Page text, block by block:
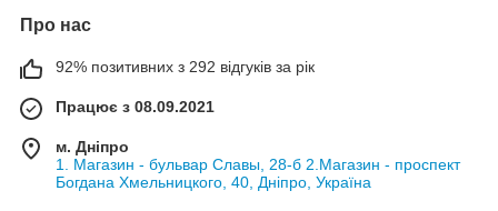
Про нас
92% позитивних з 292 відгуків за рік
Працює з 08.09.2021
м. Дніпро
1. Магазин - бульвар Славы, 28-б 2.Магазин - проспект
Богдана Хмельницкого, 40, Дніпро, Україна